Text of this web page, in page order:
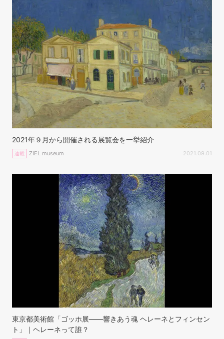
2021年９月から開催される展覧会を一挙紹介
連載 ZIEL museum 2021.09.01
東京都美術館「ゴッホ展——響きあう魂 ヘレーネとフィンセン
ト」｜ヘレーネって誰？